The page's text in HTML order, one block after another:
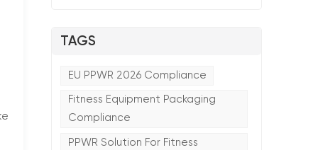
TAGS
EU PPWR 2026 Compliance
Fitness Equipment Packaging
Compliance
PPWR Solution For Fitness